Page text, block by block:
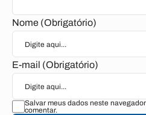
Nome (Obrigatório)
E-mail (Obrigatório)
Salvar meus dados neste
comentar.